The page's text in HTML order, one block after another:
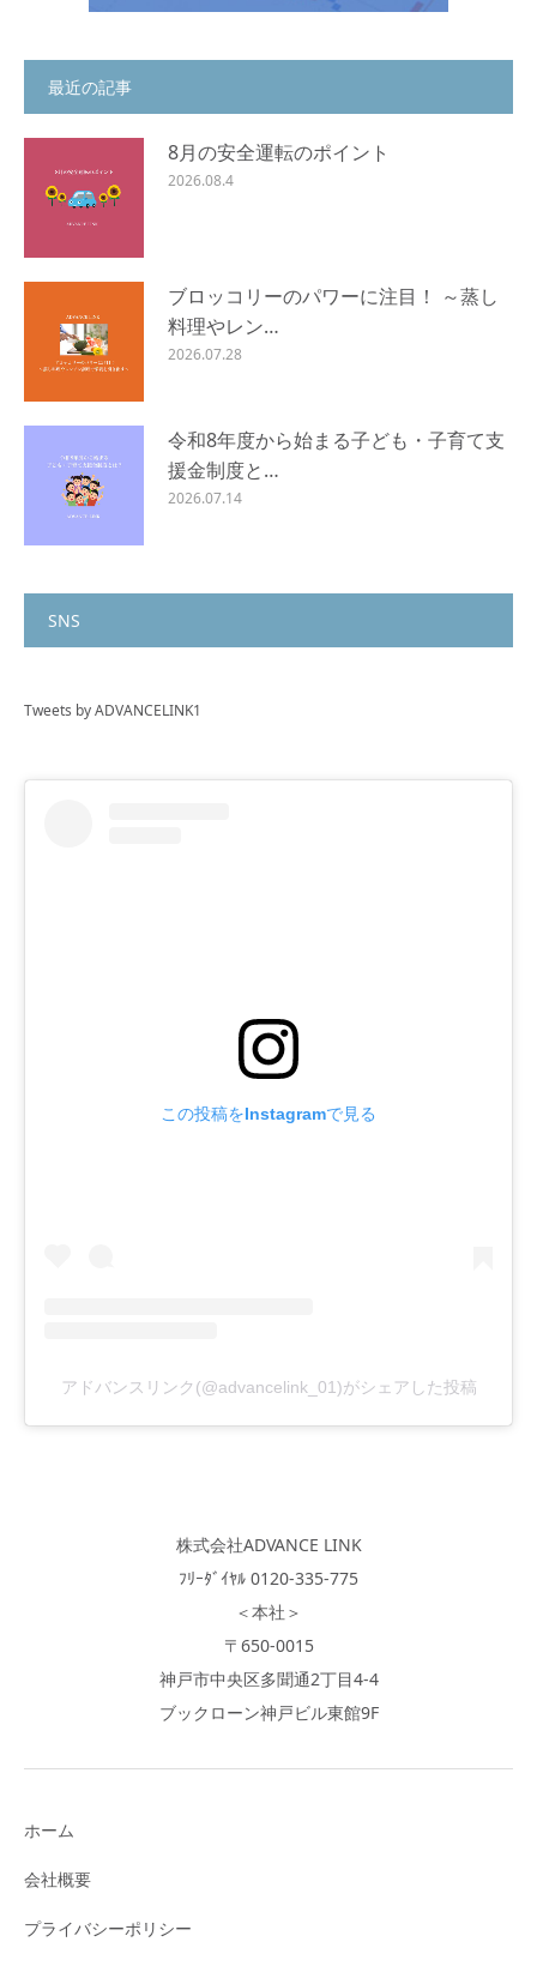
最近の記事
8月の安全運転のポイント
2026.08.4
ブロッコリーのパワーに注目！ ～蒸し
料理やレン…
2026.07.28
令和8年度から始まる子ども・子育て支
援金制度と…
2026.07.14
SNS
Tweets by ADVANCELINK1
この投稿をInstagramで見る
アドバンスリンク(@advancelink_01)がシェアした投稿
株式会社ADVANCE LINK
ﾌﾘｰﾀﾞｲﾔﾙ 0120-335-775
＜本社＞
〒650-0015
神戸市中央区多聞通2丁目4-4
ブックローン神戸ビル東館9F
ホーム
会社概要
プライバシーポリシー